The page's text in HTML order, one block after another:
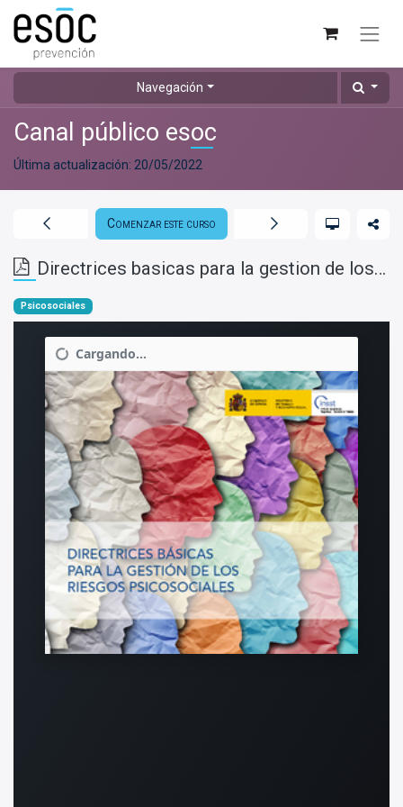
Navegación
Canal público esoc
Última actualización: 20/05/2022
Directrices basicas para la gestion de los riesgos psicosociales 2022
Comenzar este curso
Psicosociales